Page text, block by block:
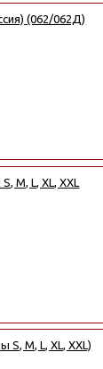
(062/062Д)
M, L, XL, XXL
M, L, XL, XXL)